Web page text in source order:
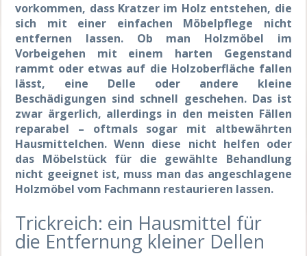
vorkommen, dass Kratzer im Holz entstehen, die
sich mit einer einfachen Möbelpflege nicht
entfernen lassen. Ob man Holzmöbel im
Vorbeigehen mit einem harten Gegenstand
rammt oder etwas auf die Holzoberfläche fallen
lässt, eine Delle oder andere kleine
Beschädigungen sind schnell geschehen. Das ist
zwar ärgerlich, allerdings in den meisten Fällen
reparabel – oftmals sogar mit altbewährten
Hausmittelchen. Wenn diese nicht helfen oder
das Möbelstück für die gewählte Behandlung
nicht geeignet ist, muss man das angeschlagene
Holzmöbel vom Fachmann restaurieren lassen.
Trickreich: ein Hausmittel für
die Entfernung kleiner Dellen